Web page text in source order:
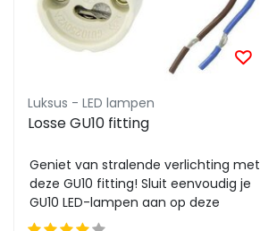
Luksus - LED lampen
Losse GU10 fitting
Geniet van stralende verlichting met
deze GU10 fitting! Sluit eenvoudig je
GU10 LED-lampen aan op deze
betrouwbare fitti...